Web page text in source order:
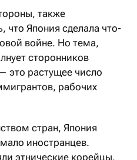
также
что Япония сделала что-
войне. Но тема,
сторонников
это растущее число
рабочих
стран, Япония
иностранцев.
этнические корейцы,